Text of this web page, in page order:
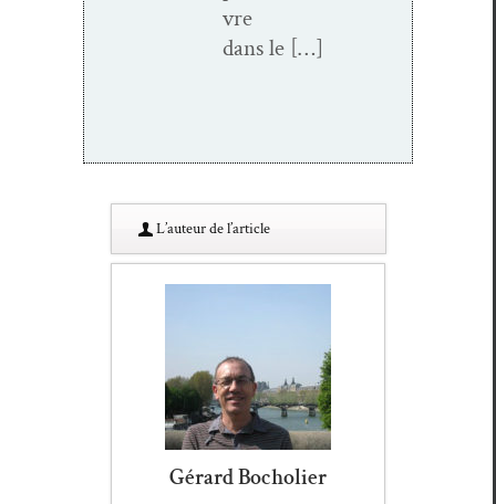
vre
dans le […]
L’au­teur de l’article
Gérard Bocholier